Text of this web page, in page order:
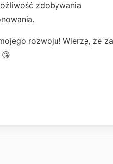
zdobywania
rozwoju! Wierzę, że za